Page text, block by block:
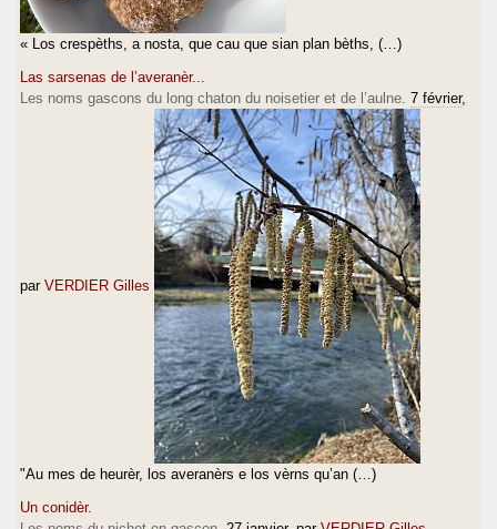
« Los crespèths, a nosta, que cau que sian plan bèths, (…)
Las sarsenas de l’averanèr...
Les noms gascons du long chaton du noisetier et de l’aulne. 7 février,
par VERDIER Gilles
"Au mes de heurèr, los averanèrs e los vèrns qu’an (…)
Un conidèr.